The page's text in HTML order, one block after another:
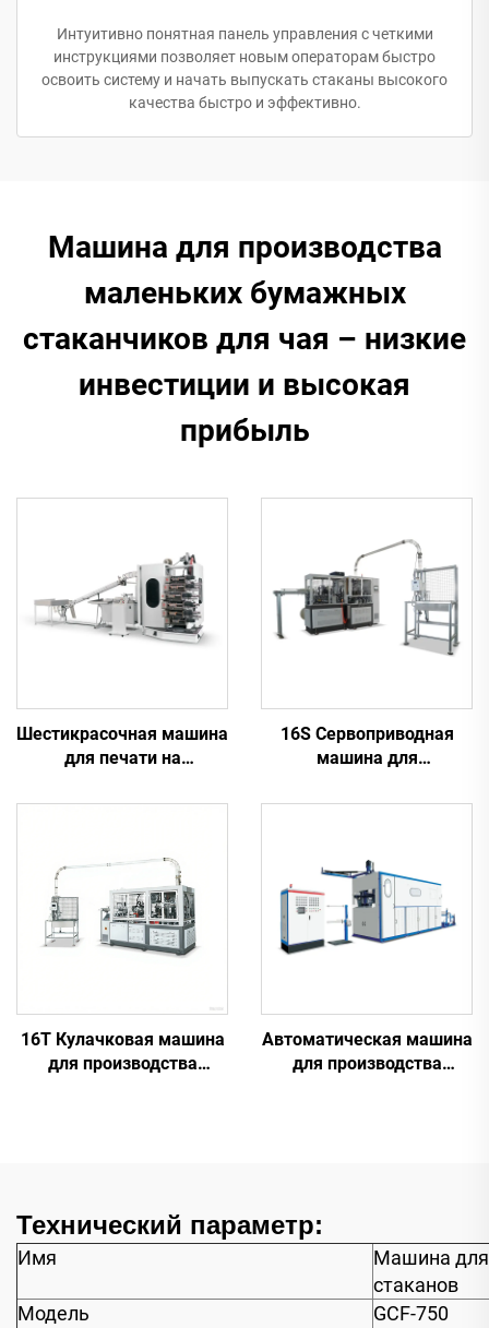
Интуитивно понятная панель управления с четкими
инструкциями позволяет новым операторам быстро
освоить систему и начать выпускать стаканы высокого
качества быстро и эффективно.
Машина для производства
маленьких бумажных
стаканчиков для чая – низкие
инвестиции и высокая
прибыль
Шестикрасочная машина
для печати на
стаканчиках
16S Сервоприводная
машина для
стаканчиков
16T Кулачковая машина
для производства
Автоматическая машина
для производства
Технический параметр:
Имя
Машина для
стаканов
Модель
GCF-750